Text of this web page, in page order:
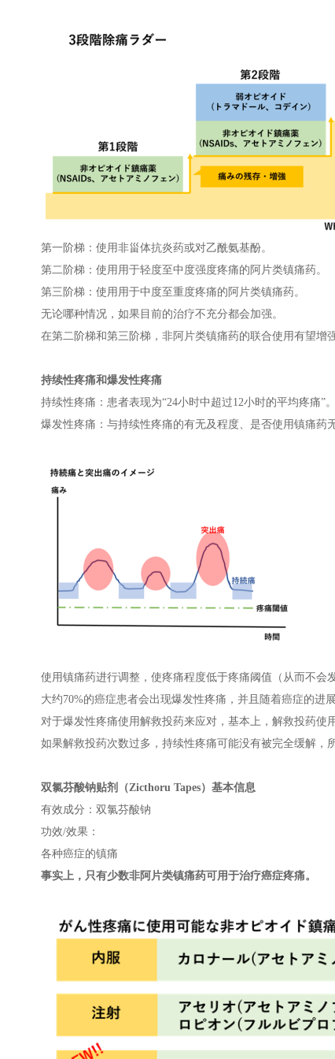
第一阶梯：使用非甾体抗炎药或对乙酰氨基酚。
第二阶梯：使用用于轻度至中度强度疼痛的阿片类镇痛药。
第三阶梯：使用用于中度至重度疼痛的阿片类镇痛药。
无论哪种情况，如果目前的治疗不充分都会加强。
在第二阶梯和第三阶梯，非阿片类镇痛药的联合使用有望增
持续性疼痛和爆发性疼痛
持续性疼痛：患者表现为“24小时中超过12小时的平均疼痛”。
爆发性疼痛：与持续性疼痛的有无及程度、是否使用镇痛药
使用镇痛药进行调整，使疼痛程度低于疼痛阈值（从而不会
大约70%的癌症患者会出现爆发性疼痛，并且随着癌症的进
对于爆发性疼痛使用解救投药来应对，基本上，解救投药使
如果解救投药次数过多，持续性疼痛可能没有被完全缓解，
双氯芬酸钠贴剂（Zicthoru Tapes）基本信息
有效成分：双氯芬酸钠
功效/效果：
各种癌症的镇痛
事实上，只有少数非阿片类镇痛药可用于治疗癌症疼痛。